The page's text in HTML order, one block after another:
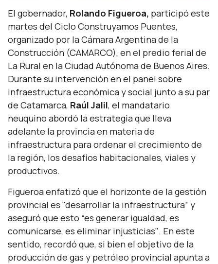
El gobernador, Rolando Figueroa, participó este
martes del Ciclo Construyamos Puentes,
organizado por la Cámara Argentina de la
Construcción (CAMARCO), en el predio ferial de
La Rural en la Ciudad Autónoma de Buenos Aires.
Durante su intervención en el panel sobre
infraestructura económica y social junto a su par
de Catamarca, Raúl Jalil, el mandatario
neuquino abordó la estrategia que lleva
adelante la provincia en materia de
infraestructura para ordenar el crecimiento de
la región, los desafíos habitacionales, viales y
productivos.
Figueroa enfatizó que el horizonte de la gestión
provincial es "desarrollar la infraestructura” y
aseguró que esto “es generar igualdad, es
comunicarse, es eliminar injusticias". En este
sentido, recordó que, si bien el objetivo de la
producción de gas y petróleo provincial apunta a